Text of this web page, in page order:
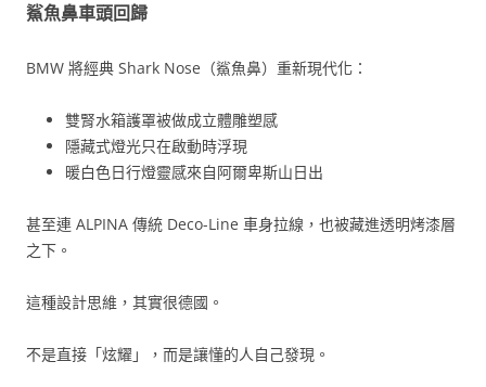
鯊魚鼻車頭回歸
BMW 將經典 Shark Nose（鯊魚鼻）重新現代化：
雙腎水箱護罩被做成立體雕塑感
隱藏式燈光只在啟動時浮現
暖白色日行燈靈感來自阿爾卑斯山日出
甚至連 ALPINA 傳統 Deco-Line 車身拉線，也被藏進透明烤漆層
之下。
這種設計思維，其實很德國。
不是直接「炫耀」，而是讓懂的人自己發現。